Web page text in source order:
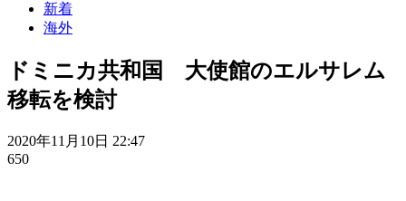
新着
海外
ドミニカ共和国 大使館のエルサレム
移転を検討
2020年11月10日 22:47
650